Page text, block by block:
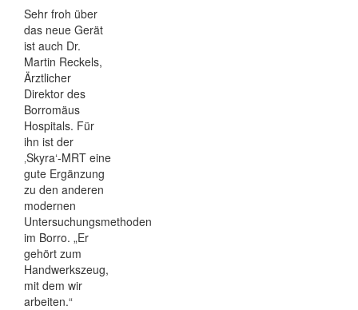
Sehr froh über
das neue Gerät
ist auch Dr.
Martin Reckels,
Ärztlicher
Direktor des
Borromäus
Hospitals. Für
ihn ist der
‚Skyra‘-MRT eine
gute Ergänzung
zu den anderen
modernen
Untersuchungsmethoden
im Borro. „Er
gehört zum
Handwerkszeug,
mit dem wir
arbeiten.“